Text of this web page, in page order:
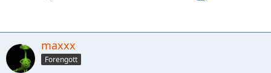
maxxx
Forengott